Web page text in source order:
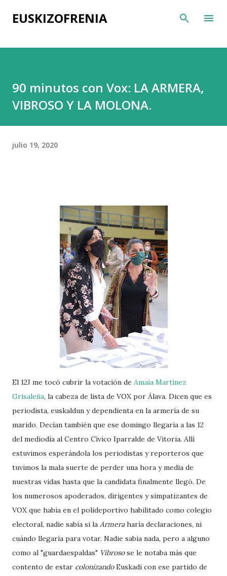
Ir al contenido principal
EUSKIZOFRENIA
90 minutos con Vox: LA ARMERA,
VIBROSO Y LA MOLONA.
julio 19, 2020
El 12J me tocó cubrir la votación de Amaia Martínez
Grisaleña, la cabeza de lista de VOX por Álava. Dicen que es
periodista, euskaldun y dependienta en la armería de su
marido. Decían también que ese domingo llegaría a las 12
del mediodía al Centro Cívico Iparralde de Vitoria. Allí
estuvimos esperándola los periodistas y reporteros que
tuvimos la mala suerte de perder una hora y media de
nuestras vidas hasta que la candidata finalmente llegó. De
los numerosos apoderados, dirigentes y simpatizantes de
VOX que había en el polideportivo habilitado como colegio
electoral, nadie sabía si la Armeraharía declaraciones, ni
cuándo llegaría para votar. Nadie sabía nada, pero a alguno
como al "guardaespaldas" Vibrosose le notaba más que
contento de estar colonizandoEuskadi con ese partido de